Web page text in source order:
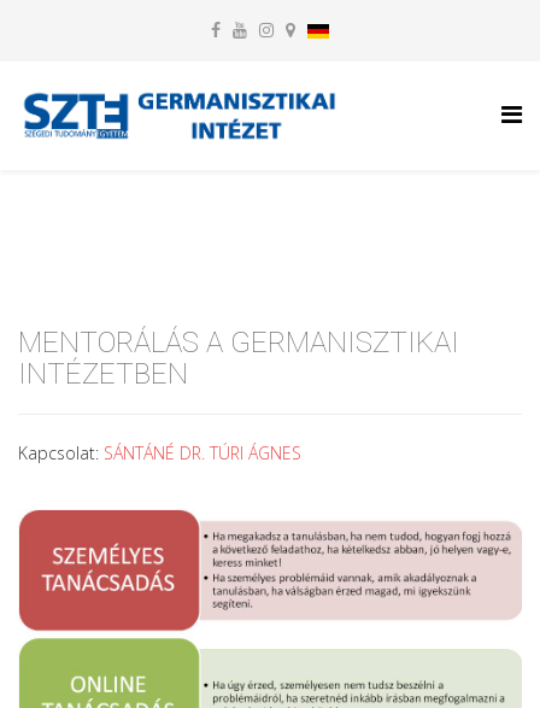
MENTORÁLÁS A GERMANISZTIKAI
INTÉZETBEN
Kapcsolat: SÁNTÁNÉ DR. TÚRI ÁGNES